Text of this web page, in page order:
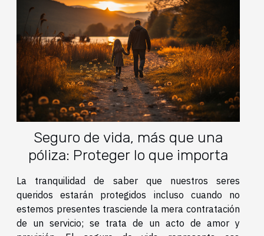
Seguro de vida, más que una
póliza: Proteger lo que importa
La tranquilidad de saber que nuestros seres
queridos estarán protegidos incluso cuando no
estemos presentes trasciende la mera contratación
de un servicio; se trata de un acto de amor y